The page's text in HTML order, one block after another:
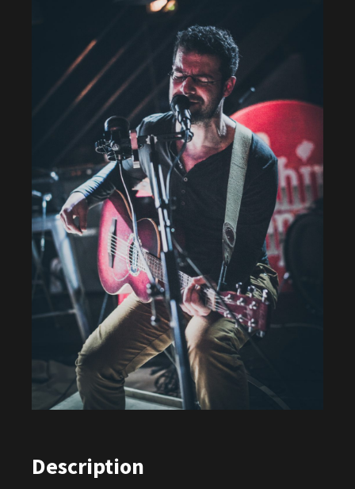
Description